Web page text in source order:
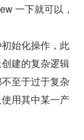
一下就可以，
初始化操作，此
创建的复杂逻辑
至于过于复杂
使用其中某一产